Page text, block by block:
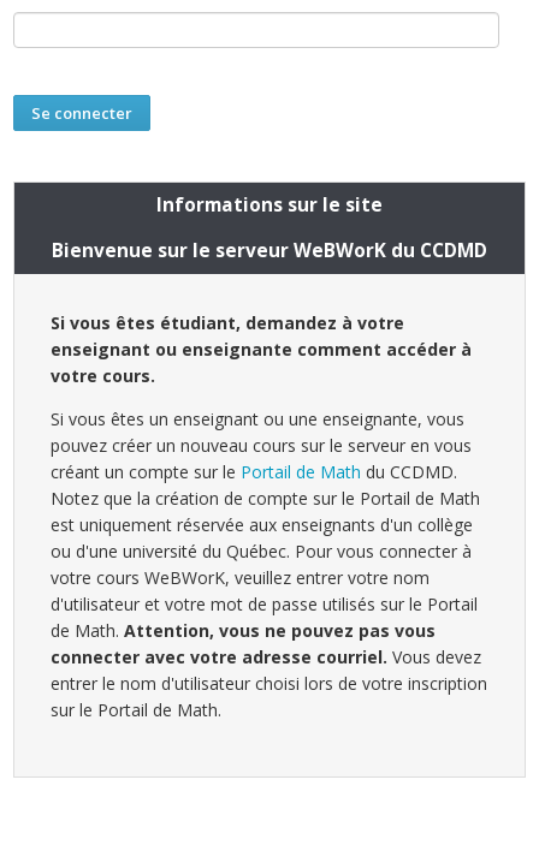
Informations sur le site
Bienvenue sur le serveur WeBWorK du CCDMD
Si vous êtes étudiant, demandez à votre
enseignant ou enseignante comment accéder à
votre cours.
Si vous êtes un enseignant ou une enseignante, vous
pouvez créer un nouveau cours sur le serveur en vous
créant un compte sur le Portail de Math du CCDMD.
Notez que la création de compte sur le Portail de Math
est uniquement réservée aux enseignants d'un collège
ou d'une université du Québec. Pour vous connecter à
votre cours WeBWorK, veuillez entrer votre nom
d'utilisateur et votre mot de passe utilisés sur le Portail
de Math.Attention, vous ne pouvez pas vous
connecter avec votre adresse courriel. Vous devez
entrer le nom d'utilisateur choisi lors de votre inscription
sur le Portail de Math.